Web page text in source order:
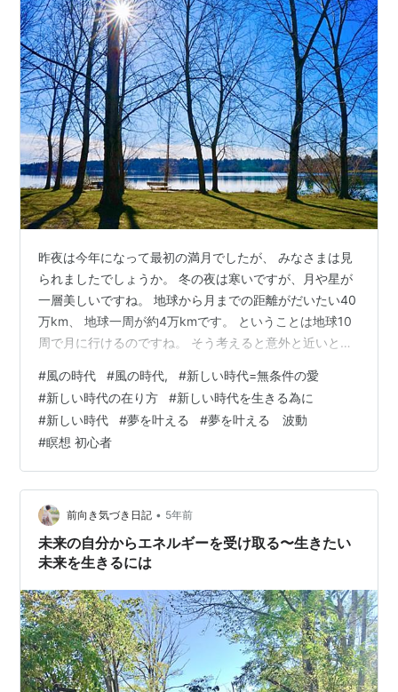
昨夜は今年になって最初の満月でしたが、 みなさまは見
られましたでしょうか。 冬の夜は寒いですが、月や星が
一層美しいですね。 地球から月までの距離がだいたい40
万km、 地球一周が約4万kmです。 ということは地球10
周で月に行けるのですね。 そう考えると意外と近いと感
素がないなど 単に距離だけではない問題が色々あります
が、 でも考えてみれば、月に行くために、 月との国交
（星交？）が開いているかや、 入国審査や月用のVISAが
必要というわけではありませんから、 月側はいつでもオ
ープンなのですよね。 同じ地球の中でも、 国交が開いて
いないと近くて…
#風の時代 #風の時代, #新しい時代=無条件の愛
#新しい時代の在り方 #新しい時代を生きる為に
#新しい時代 #夢を叶える #夢を叶える 波動
#瞑想 初心者
前向き気づき日記 • 5年前
未来の自分からエネルギーを受け取る〜生きたい
未来を生きるには